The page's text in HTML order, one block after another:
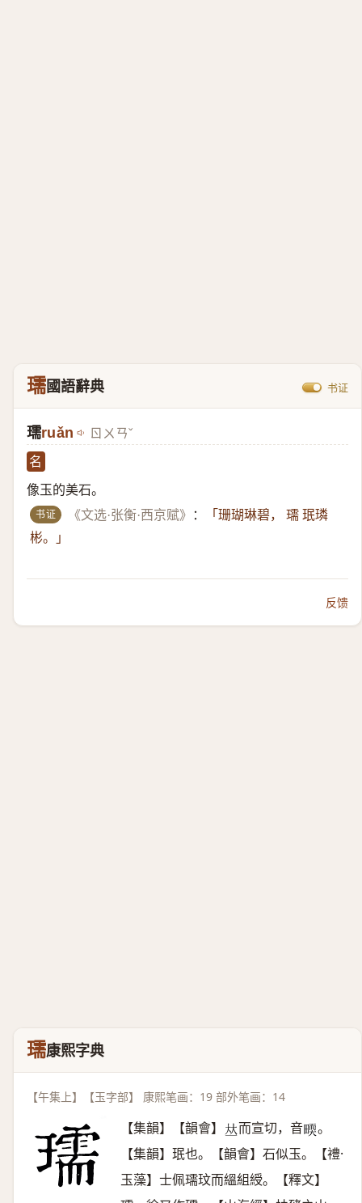
瓀國語辭典 书证
瓀ruǎn ㄖㄨㄢˇ
名
像玉的美石。
书证 《文选·张衡·西京赋》 ：
「珊瑚琳碧， 瓀 珉璘
彬。」
反馈
瓀康熙字典
【午集上】【玉字部】 康熙笔画：19 部外笔画：14
【集韻】【韻會】 𠀤而宣切，音𤲬 。
【集韻】珉也。【韻會】石似玉。【禮·
玉藻】士佩瓀玟而縕組綬。【釋文】